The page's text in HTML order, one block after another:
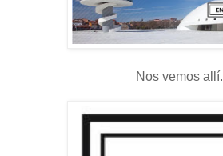
Nos vemos allí.